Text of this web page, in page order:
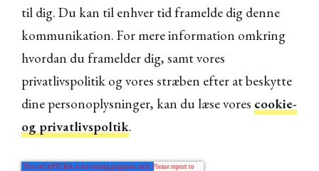
til dig. Du kan til enhver tid framelde dig denne
kommunikation. For mere information omkring
hvordan du framelder dig, samt vores
privatlivspolitik og vores stræben efter at beskytte
dine personoplysninger, kan du læse vores cookie-
og privatlivspoltik.